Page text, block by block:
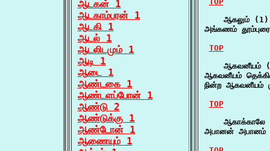
ஆடகன் 1
ஆடகாம்பரன் 1
ஆடகி 1
ஆடல் 1
ஆடலிடமும் 1
ஆடி 1
ஆடை 1
ஆண்டகை 1
ஆண்டளப்போன் 1
ஆண்டு 2
ஆண்டுக்கு 1
ஆண்டோன் 1
ஆணையும் 1
    ஆகலும் (1)
அங்கணம்
TOP
ஆகவனீயம்
ஆகவனீயம்
நின்ற ஆகவனீயம்
TOP
ஆகாக்காலே
அபானன்